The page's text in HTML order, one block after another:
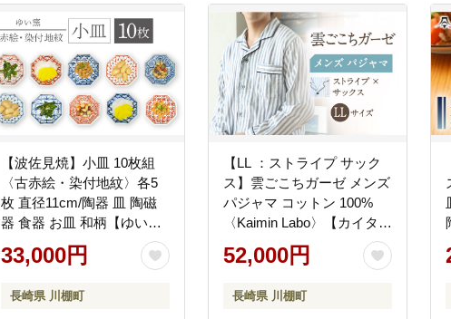
【波佐見焼】小皿 10枚組
〈古赤絵・染付地紋〉各5
枚 直径11cm/陶器 皿 陶磁
器 食器 お皿 和柄【ゆい
窯】 [OAO004]
33,000円
長崎県 川棚町
【LL ：ストライプ サック
ス】雲ごこちガーゼ メンズ
パジャマ コットン 100%
〈Kaimin Labo〉【カイタッ
クファミリー】[OAW007-
12]
52,000円
長崎県 川棚町